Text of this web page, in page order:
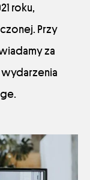
roku,
Przy
za